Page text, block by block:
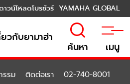
าวน์โหลดโบรชัวร์ YAMAHA GLOBAL
ยวกับยามาฮ่า
ค้นหา เมนู
รรม ติดต่อเรา 02-740-8001